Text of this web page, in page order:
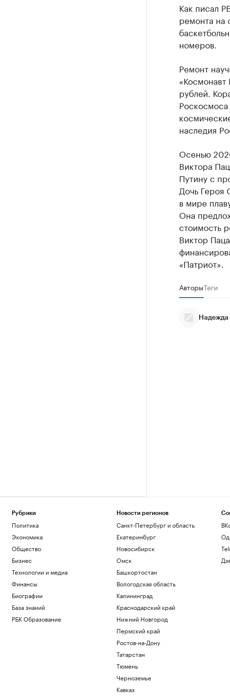
Как писал
ремонта на
номеров.
Ремонт
«Космонавт
рублей.
наследия
Осенью
Виктора
Путину с
Дочь Героя
в мире
Она
стоимость
Виктор
«Патриот».
АвторыТеги
Надежда
Рубрики
Политика
Экономика
Общество
Бизнес
Технологии и медиа
Финансы
Биографии
База знаний
РБК Образование
Новости регионов
Санкт-Петербург и область
Екатеринбург
Новосибирск
Омск
Башкортостан
Вологодская область
Калининград
Краснодарский край
Нижний Новгород
Пермский край
Ростов-на-Дону
Татарстан
Тюмень
Черноземье
Кавказ